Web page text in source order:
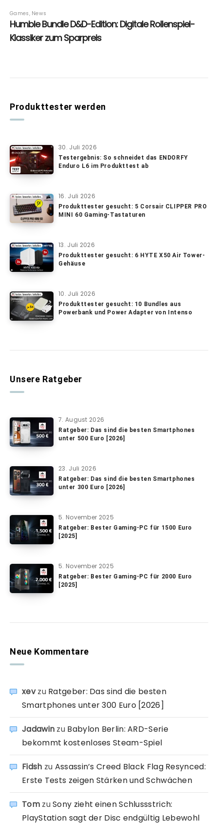
Produkttester werden
30. Juli 2026
Testergebnis: So schneidet das ENDORFY
Enduro L6 im Produkttest ab
16. Juli 2026
Produkttester gesucht: 5 Corsair CLIPPER PRO
MINI 60 Gaming-Tastaturen
13. Juli 2026
Produkttester gesucht: 6 HYTE X50 Air Tower-
Gehäuse
10. Juli 2026
Produkttester gesucht: 10 Bundles aus
Powerbank und Power Adapter von Intenso
Unsere Ratgeber
7. August 2026
Ratgeber: Das sind die besten Smartphones
unter 500 Euro [2026]
23. Juli 2026
Ratgeber: Das sind die besten Smartphones
unter 300 Euro [2026]
5. November 2025
Ratgeber: Bester Gaming-PC für 1500 Euro
[2025]
5. November 2025
Ratgeber: Bester Gaming-PC für 2000 Euro
[2025]
Neue Kommentare
xevzu Ratgeber: Das sind die besten
Smartphones unter 300 Euro [2026]
Jadawin zu Babylon Berlin: ARD-Serie
bekommt kostenloses Steam-Spiel
Fidsh zu Assassin’s Creed Black Flag Resynced:
Erste Tests zeigen Stärken und Schwächen
TomzuSony zieht einen Schlussstrich:
PlayStation sagt der Disc endgültig Lebewohl